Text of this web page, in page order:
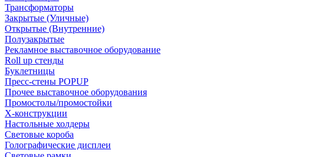
Трансформаторы
Закрытые (Уличные)
Открытые (Внутренние)
Полузакрытые
Рекламное выставочное оборудование
Roll up стенды
Буклетницы
Пресс-стены POPUP
Прочее выставочное оборудования
Промостолы/промостойки
Х-конструкции
Настольные холдеры
Световые короба
Голографические дисплеи